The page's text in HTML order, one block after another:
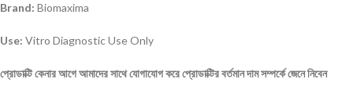
Brand: Biomaxima
Use: Vitro Diagnostic Use Only
প্রোডাক্টি কেনার আগে আমাদের সাথে যোগাযোগ করে প্রোডাক্টির বর্তমান দাম সম্পর্কে জেনে নিবেন